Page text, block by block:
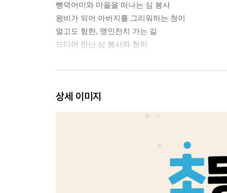
뺑덕어미와 마을을 떠나는 심 봉사
왕비가 되어 아버지를 그리워하는 청이
멀고도 험한, 맹인잔치 가는 길
드디어 만난 심 봉사와 청이
심청전 10문 10답
2. 심청이 한 일은 효일까요?
3. 심청은 어떤 딸인가요?
6. 왜 용궁과 옥황상제가 나올까요?
9. 눈을 뜬다는 게 어떤 의미일까요?
상세 이미지